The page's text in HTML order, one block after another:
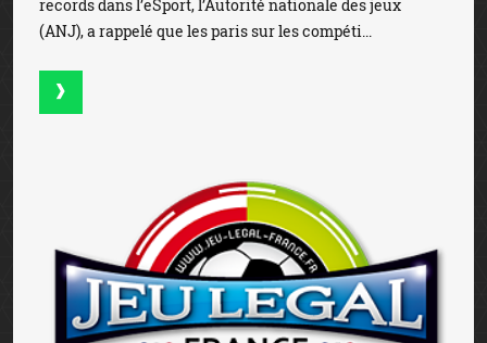
records dans l’eSport, l’Autorité nationale des jeux
(ANJ), a rappelé que les paris sur les compéti...